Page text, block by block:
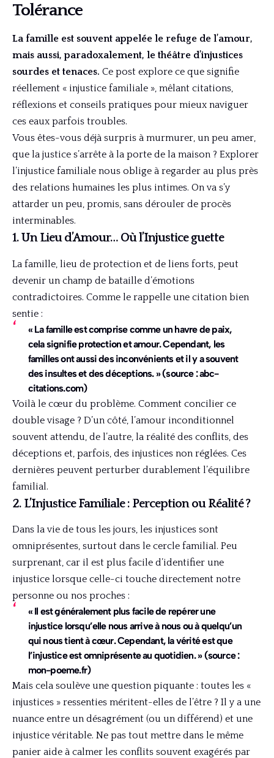
Tolérance
La famille est souvent appelée le refuge de l’amour,
mais aussi, paradoxalement, le théâtre d’injustices
sourdes et tenaces. Ce post explore ce que signifie
réellement « injustice familiale », mêlant citations,
réflexions et conseils pratiques pour mieux naviguer
ces eaux parfois troubles.
Vous êtes-vous déjà surpris à murmurer, un peu amer,
que la justice s’arrête à la porte de la maison ? Explorer
l’injustice familiale nous oblige à regarder au plus près
des relations humaines les plus intimes. On va s’y
attarder un peu, promis, sans dérouler de procès
interminables.
1. Un Lieu d’Amour… Où l’Injustice guette
La famille, lieu de protection et de liens forts, peut
devenir un champ de bataille d’émotions
contradictoires. Comme le rappelle une citation bien
sentie :
« La famille est comprise comme un havre de paix,
cela signifie protection et amour. Cependant, les
familles ont aussi des inconvénients et il y a souvent
des insultes et des déceptions. » (source : abc-
citations.com)
Voilà le cœur du problème. Comment concilier ce
double visage ? D’un côté, l’amour inconditionnel
souvent attendu, de l’autre, la réalité des conflits, des
déceptions et, parfois, des injustices non réglées. Ces
dernières peuvent perturber durablement l’équilibre
familial.
2. L’Injustice Familiale : Perception ou Réalité ?
Dans la vie de tous les jours, les injustices sont
omniprésentes, surtout dans le cercle familial. Peu
surprenant, car il est plus facile d’identifier une
injustice lorsque celle-ci touche directement notre
personne ou nos proches :
« Il est généralement plus facile de repérer une
injustice lorsqu’elle nous arrive à nous ou à quelqu’un
qui nous tient à cœur. Cependant, la vérité est que
l’injustice est omniprésente au quotidien. » (source :
mon-poeme.fr)
Mais cela soulève une question piquante : toutes les «
injustices » ressenties méritent-elles de l’être ? Il y a une
nuance entre un désagrément (ou un différend) et une
injustice véritable. Ne pas tout mettre dans le même
panier aide à calmer les conflits souvent exagérés par